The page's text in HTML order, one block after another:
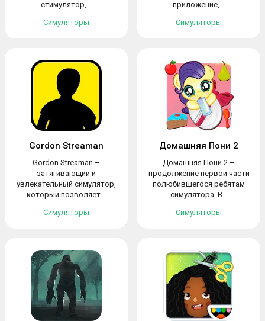
стимулятор,...
Симуляторы
приложение,...
Симуляторы
Gordon Streaman
Gordon Streaman –
затягивающий и
увлекательный симулятор,
который позволяет...
Симуляторы
Домашняя Пони 2
Домашняя Пони 2 –
продолжение первой части
полюбившегося ребятам
симулятора. В...
Симуляторы